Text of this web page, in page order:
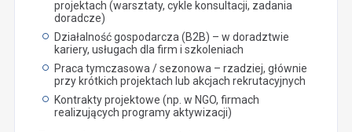
projektach (warsztaty, cykle konsultacji, zadania
doradcze)
Działalność gospodarcza (B2B) – w doradztwie
kariery, usługach dla firm i szkoleniach
Praca tymczasowa / sezonowa – rzadziej, głównie
przy krótkich projektach lub akcjach rekrutacyjnych
Kontrakty projektowe (np. w NGO, firmach
realizujących programy aktywizacji)